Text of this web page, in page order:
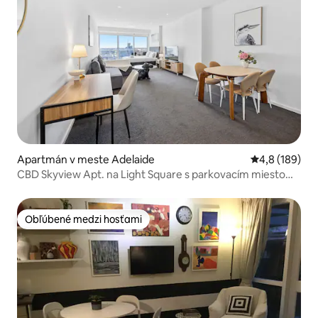
Apartmán v meste Adelaide Priemerné
4,8 (189)
CBD Skyview Apt. na Light Square s parkovacím miestom
Obľúbené medzi hosťami
Obľúbené medzi hosťami